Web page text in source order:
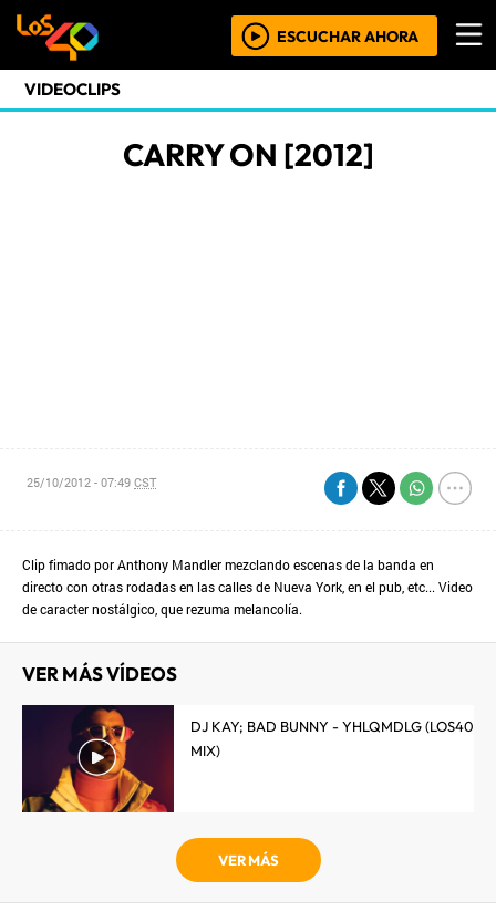
ESCUCHAR AHORA
VIDEOCLIPS
CARRY ON [2012]
25/10/2012 - 07:49CST
Clip fimado por Anthony Mandler mezclando escenas de la banda en
directo con otras rodadas en las calles de Nueva York, en el pub, etc... Video
de caracter nostálgico, que rezuma melancolía.
VER MÁS VÍDEOS
DJ KAY; BAD BUNNY - YHLQMDLG (LOS40
MIX)
VER MÁS